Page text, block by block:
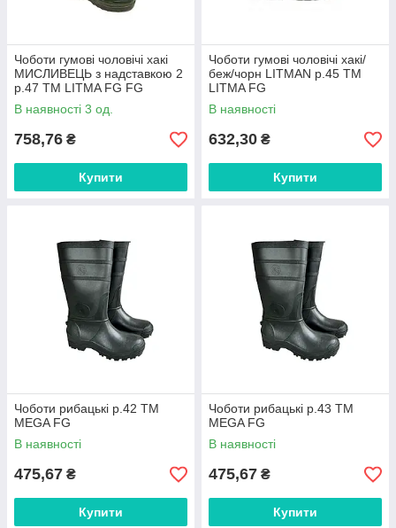
Чоботи гумові чоловічі хакі
МИСЛИВЕЦЬ з надставкою 2
р.47 ТМ LITMA FG FG
В наявності 3 од.
758,76 ₴
Купити
Чоботи гумові чоловічі хакі/
беж/чорн LITMAN р.45 ТМ
LITMA FG
В наявності
632,30 ₴
Купити
Чоботи рибацькі р.42 ТМ
MEGA FG
В наявності
475,67 ₴
Купити
Чоботи рибацькі р.43 ТМ
MEGA FG
В наявності
475,67 ₴
Купити